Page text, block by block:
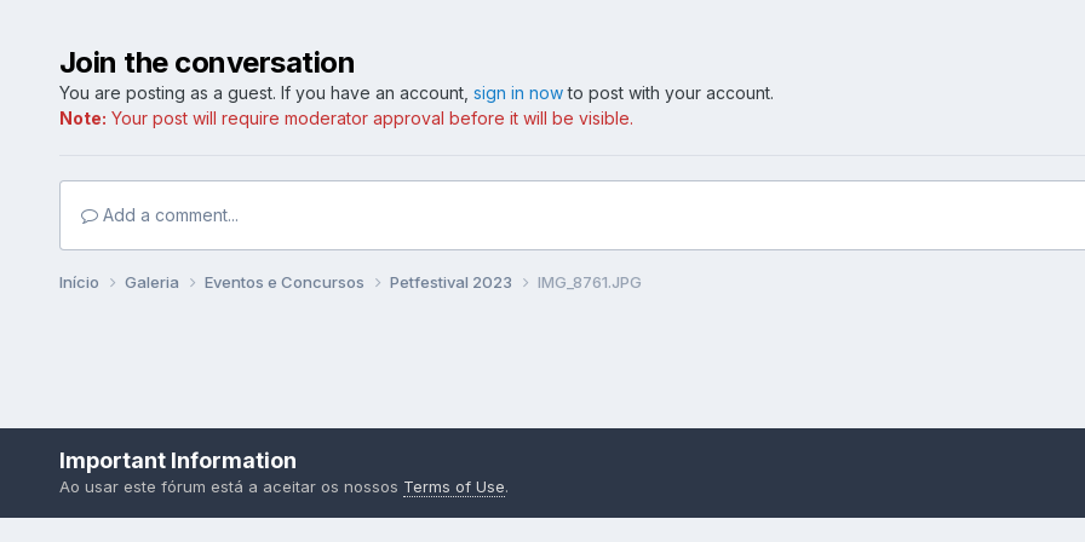
Join the conversation
You are posting as a guest. If you have an account, sign in nowto post with your account.
Note: Your post will require moderator approval before it will be visible.
Add a comment...
Início Galeria Eventos e Concursos Petfestival 2023 IMG_8761.JPG
Important Information
Ao usar este fórum está a aceitar os nossos Terms of Use.